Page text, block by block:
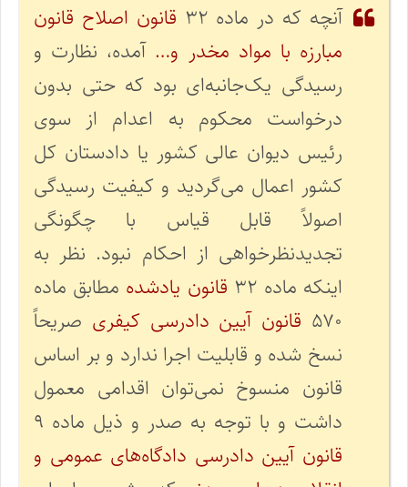
آنچه که در ماده ۳۲
قانون اصلاح قانون
مبارزه با مواد مخدر و… آمده، نظارت و
رسیدگی یک‌جانبه‌ای بود که حتی بدون
درخواست محکوم به اعدام از سوی
رئیس دیوان عالی کشور یا دادستان کل
کشور اعمال می‌گردید و کیفیت رسیدگی
اصولاً قابل قیاس با چگونگی
تجدیدنظرخواهی از احکام نبود. نظر به
اینکه ماده ۳۲
قانون یادشده مطابق ماده
۵۷۰ قانون آیین دادرسی کیفری صریحاً
نسخ شده و قابلیت اجرا ندارد و بر اساس
قانون منسوخ نمی‌توان اقدامی معمول
داشت و با توجه به صدر و ذیل ماده ۹
قانون آیین دادرسی دادگاه‌های عمومی و